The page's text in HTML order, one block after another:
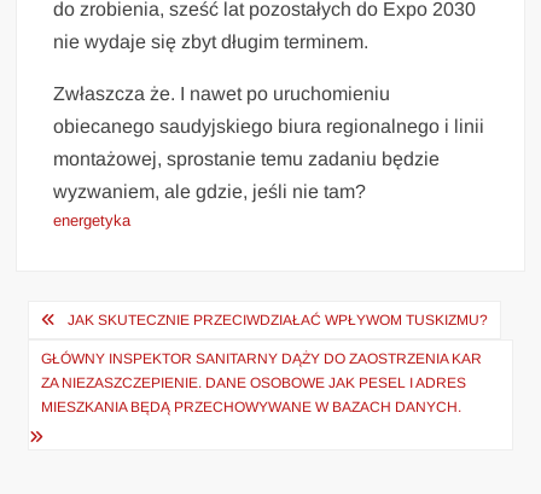
do zrobienia, sześć lat pozostałych do Expo 2030
nie wydaje się zbyt długim terminem.
Zwłaszcza że. I nawet po uruchomieniu
obiecanego saudyjskiego biura regionalnego i linii
montażowej, sprostanie temu zadaniu będzie
wyzwaniem, ale gdzie, jeśli nie tam?
energetyka
Nawigacja
wpisu
JAK SKUTECZNIE PRZECIWDZIAŁAĆ WPŁYWOM TUSKIZMU?
GŁÓWNY INSPEKTOR SANITARNY DĄŻY DO ZAOSTRZENIA KAR
ZA NIEZASZCZEPIENIE. DANE OSOBOWE JAK PESEL I ADRES
MIESZKANIA BĘDĄ PRZECHOWYWANE W BAZACH DANYCH.